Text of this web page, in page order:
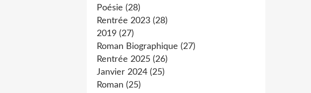
Poésie (28)
Rentrée 2023 (28)
2019 (27)
Roman Biographique (27)
Rentrée 2025 (26)
Janvier 2024 (25)
Roman (25)